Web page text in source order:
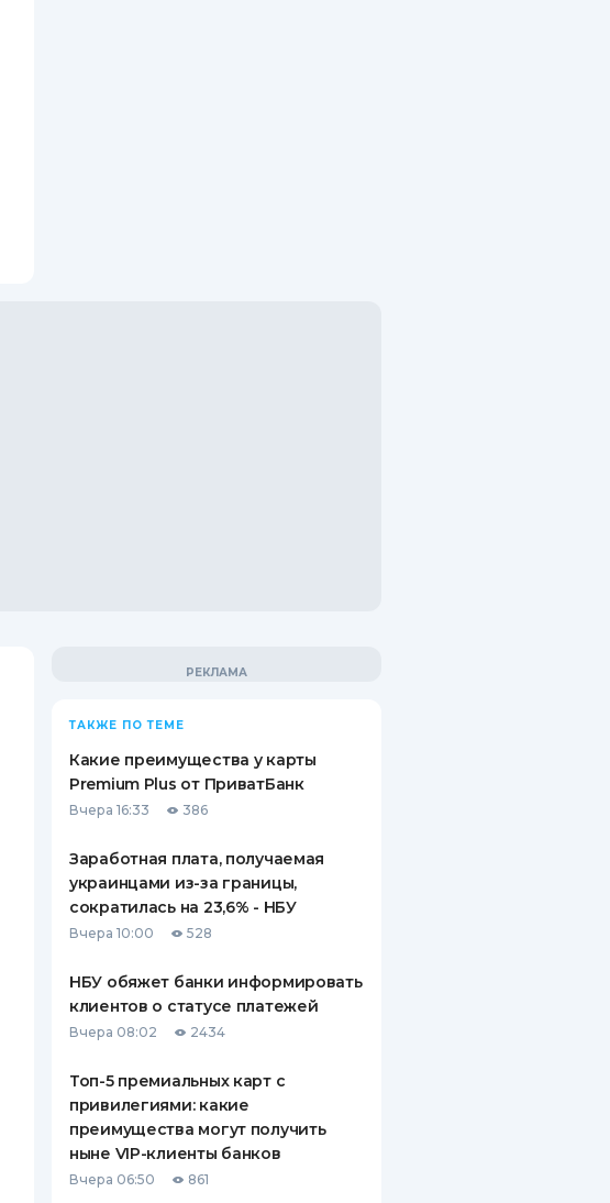
ТАКЖЕ ПО ТЕМЕ
Какие преимущества у карты
Premium Plus от ПриватБанк
Вчера 16:33 386
Заработная плата, получаемая
украинцами из-за границы,
сократилась на 23,6% - НБУ
Вчера 10:00 528
НБУ обяжет банки информировать
клиентов о статусе платежей
Вчера 08:02 2434
Топ-5 премиальных карт с
привилегиями: какие
преимущества могут получить
ныне VIP-клиенты банков
Вчера 06:50 861